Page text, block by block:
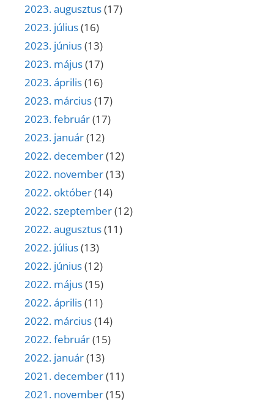
2023. augusztus(17)
2023. július(16)
2023. június(13)
2023. május(17)
2023. április(16)
2023. március(17)
2023. február(17)
2023. január(12)
2022. december(12)
2022. november(13)
2022. október(14)
2022. szeptember(12)
2022. augusztus(11)
2022. július(13)
2022. június(12)
2022. május(15)
2022. április(11)
2022. március(14)
2022. február(15)
2022. január(13)
2021. december(11)
2021. november(15)